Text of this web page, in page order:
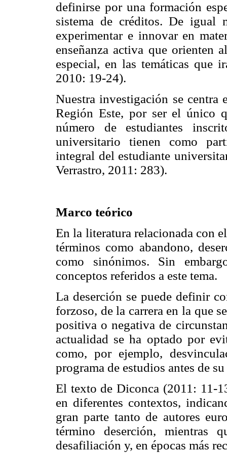
definirse por una formación
sistema de créditos. De igual
experimentar e innovar en
enseñanza activa que orienten
especial, en las temáticas que
2010: 19-24).
Nuestra investigación se
Región Este, por ser el único
número de estudiantes
universitario tienen como
integral del estudiante
Verrastro, 2011: 283).
Marco teórico
En la literatura relacionada con
términos como abandono,
como sinónimos. Sin
conceptos referidos a este tema.
La deserción se puede definir
forzoso, de la carrera en la que
positiva o negativa de
actualidad se ha optado por
como, por ejemplo,
programa de estudios antes de
El texto de Diconca (2011: 11-
en diferentes contextos,
gran parte tanto de autores
término deserción, mientras
desafiliación y, en épocas más